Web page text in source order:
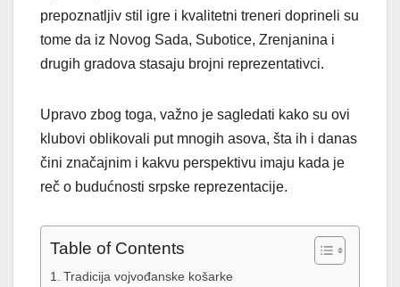
prepoznatljiv stil igre i kvalitetni treneri doprineli su
tome da iz Novog Sada, Subotice, Zrenjanina i
drugih gradova stasaju brojni reprezentativci.
Upravo zbog toga, važno je sagledati kako su ovi
klubovi oblikovali put mnogih asova, šta ih i danas
čini značajnim i kakvu perspektivu imaju kada je
reč o budućnosti srpske reprezentacije.
Table of Contents
Tradicija vojvođanske košarke